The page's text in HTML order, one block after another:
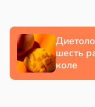
шесть
коле